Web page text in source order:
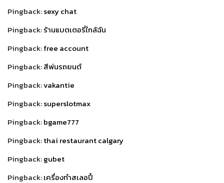
Pingback:sexy chat
Pingback:ร้านแบตเตอรี่ใกล้ฉัน
Pingback:free account
Pingback:สีพ่นรถยนต์
Pingback:vakantie
Pingback:superslotmax
Pingback:bgame777
Pingback:thai restaurant calgary
Pingback:gubet
Pingback:เครื่องทําสเลอปี้